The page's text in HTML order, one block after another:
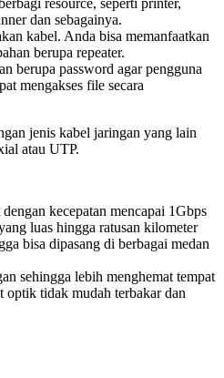
resource, seperti printer,
dan sebagainya.
kabel. Anda bisa memanfaatkan
berupa repeater.
berupa password agar pengguna
mengakses file secara
jenis kabel jaringan yang lain
atau UTP.
kecepatan mencapai 1Gbps
luas hingga ratusan kilometer
bisa dipasang di berbagai medan
sehingga lebih menghemat tempat
optik tidak mudah terbakar dan